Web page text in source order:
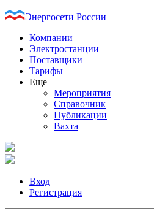
Энергосети России
Компании
Электростанции
Поставщики
Тарифы
Еще
Мероприятия
Справочник
Публикации
Вахта
Вход
Регистрация